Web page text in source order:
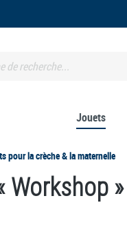
Jouets
pour la crèche & la maternelle
Workshop »